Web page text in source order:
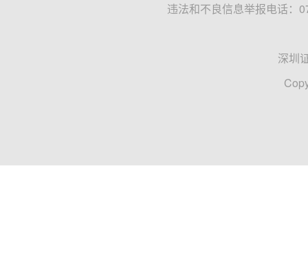
违法和不良信息举报电话：
深圳